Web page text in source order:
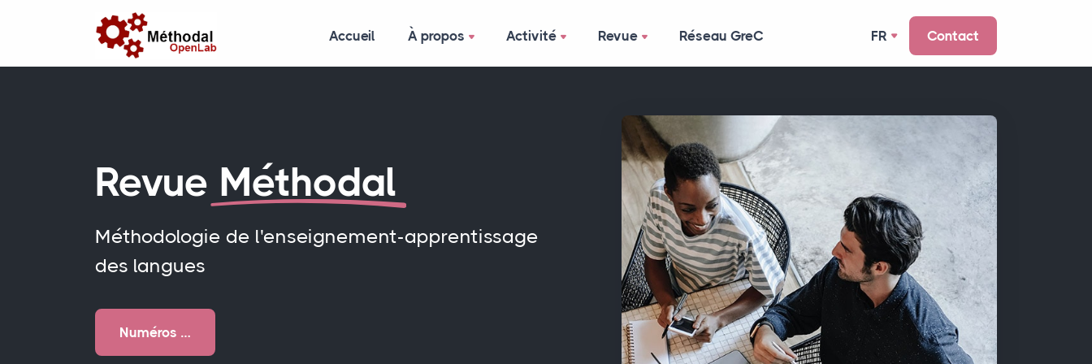
Accueil À propos Activité Revue Réseau GreC FR Contact
Revue Méthodal
Méthodologie de l'enseignement-apprentissage
des langues
Numéros …